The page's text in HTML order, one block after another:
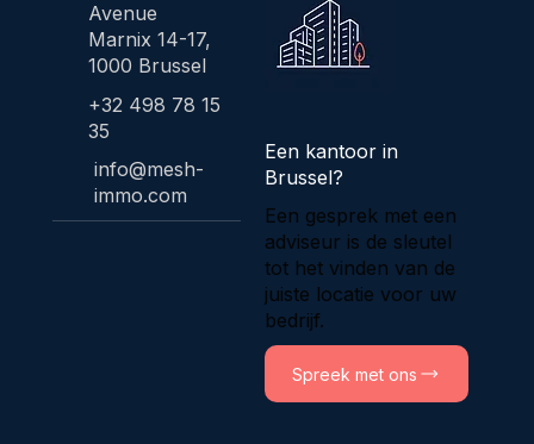
Avenue
Marnix 14-17,
1000 Brussel
+32 498 78 15
35
info@mesh-
immo.com
Een kantoor in
Brussel?
Een gesprek met een
adviseur is de sleutel
tot het vinden van de
juiste locatie voor uw
bedrijf.
Spreek met ons